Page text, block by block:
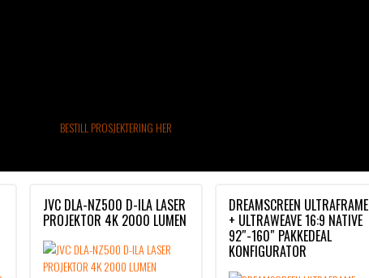
BESTILL PROSJEKTERING HER
JVC DLA-NZ500 D-ILA LASER
PROJEKTOR 4K 2000 LUMEN
DREAMSCREEN ULTRAFRAME
+ ULTRAWEAVE 16:9 NATIVE
92″-160″ PAKKEDEAL
KONFIGURATOR